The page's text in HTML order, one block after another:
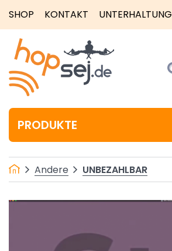
SHOP KONTAKT UNTERHALTUNG
PRODUKTE
Andere UNBEZAHLBAR